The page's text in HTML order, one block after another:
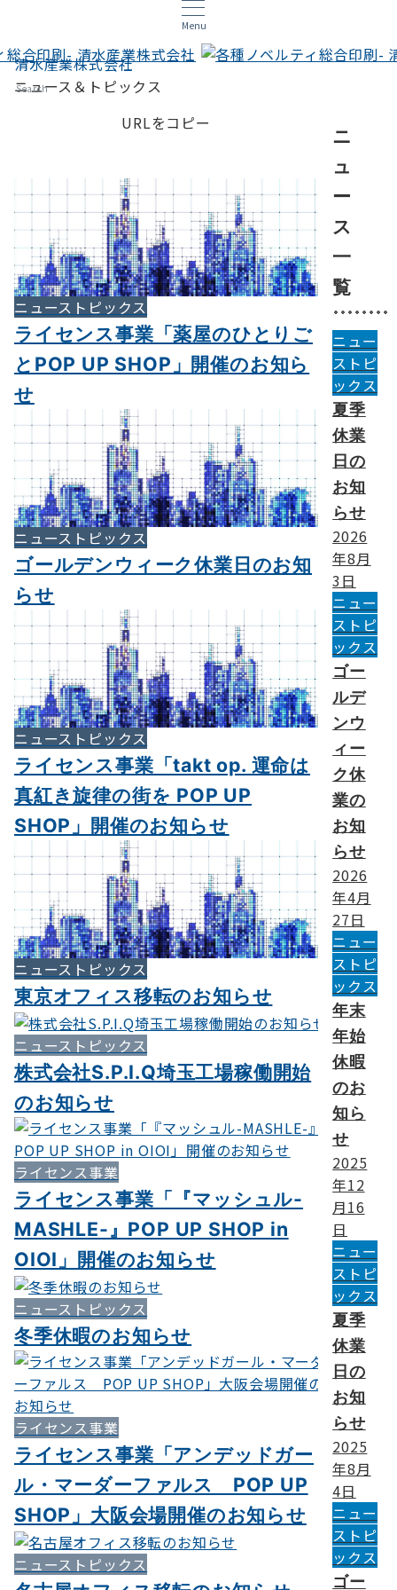
Menu
Search
清水産業株式会社
ニュース＆トピックス
URLをコピー
ニューストピックス
ライセンス事業「薬屋のひとりご
とPOP UP SHOP」開催のお知ら
せ
ニューストピックス
ゴールデンウィーク休業日のお知
らせ
ニューストピックス
ライセンス事業「takt op. 運命は
真紅き旋律の街を POP UP
SHOP」開催のお知らせ
ニューストピックス
東京オフィス移転のお知らせ
ニューストピックス
株式会社S.P.I.Q埼玉工場稼働開始
のお知らせ
ライセンス事業
ライセンス事業「『マッシュル-
MASHLE-』POP UP SHOP in
OIOI」開催のお知らせ
ニューストピックス
冬季休暇のお知らせ
ライセンス事業
ライセンス事業「アンデッドガー
ル・マーダーファルス POP UP
SHOP」大阪会場開催のお知らせ
ニューストピックス
ニ
ュ
ー
ス
一
覧
ニュー
ストピ
ックス
夏季
休業
日の
お知
らせ
2026
年8月
3日
ニュー
ストピ
ックス
ゴー
ルデ
ンウ
ィー
ク休
業の
お知
らせ
2026
年4月
27日
ニュー
ストピ
ックス
年末
年始
休暇
のお
知ら
せ
2025
年12
月16
日
ニュー
ストピ
ックス
夏季
休業
日の
お知
らせ
2025
年8月
4日
ニュー
ストピ
ックス
ゴー